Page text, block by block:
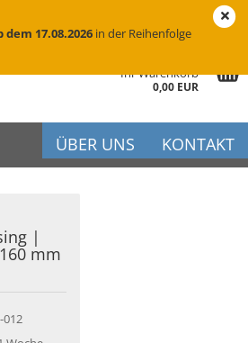
Ihr Warenkorb
0,00 EUR
dem 17.08.2026 in der Reihenfolge
ÜBER UNS KONTAKT
|
mm
012